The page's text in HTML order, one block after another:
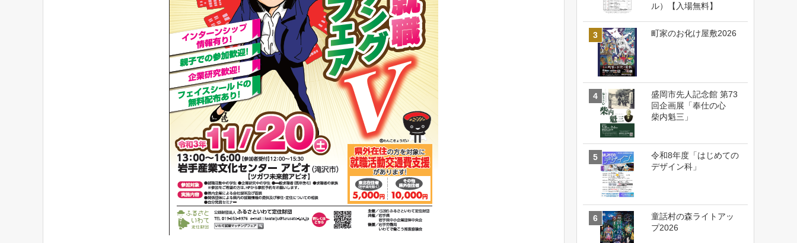
ル）【入場無料】
町家のお化け屋敷2026
盛岡市先人記念館 第73
回企画展「奉仕の心
柴内魁三」
令和8年度「はじめての
デザイン科」
童話村の森ライトアッ
プ2026